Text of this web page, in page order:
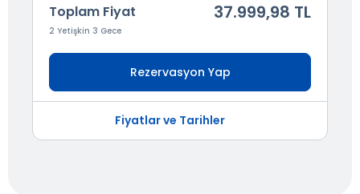
Toplam Fiyat
2 Yetişkin 3 Gece
37.999,98 TL
Rezervasyon Yap
Fiyatlar ve Tarihler